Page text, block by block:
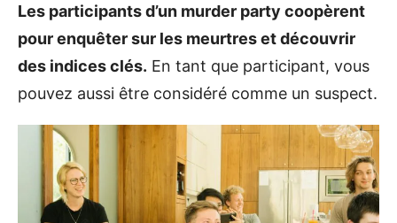
Les participants d’un murder party coopèrent
pour enquêter sur les meurtres et découvrir
des indices clés. En tant que participant, vous
pouvez aussi être considéré comme un suspect.